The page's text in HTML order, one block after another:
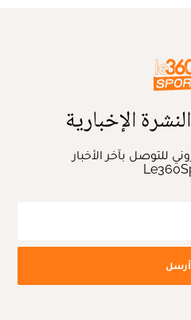
الإخبارية
للتوصل بآخر الأخبار
أرسل